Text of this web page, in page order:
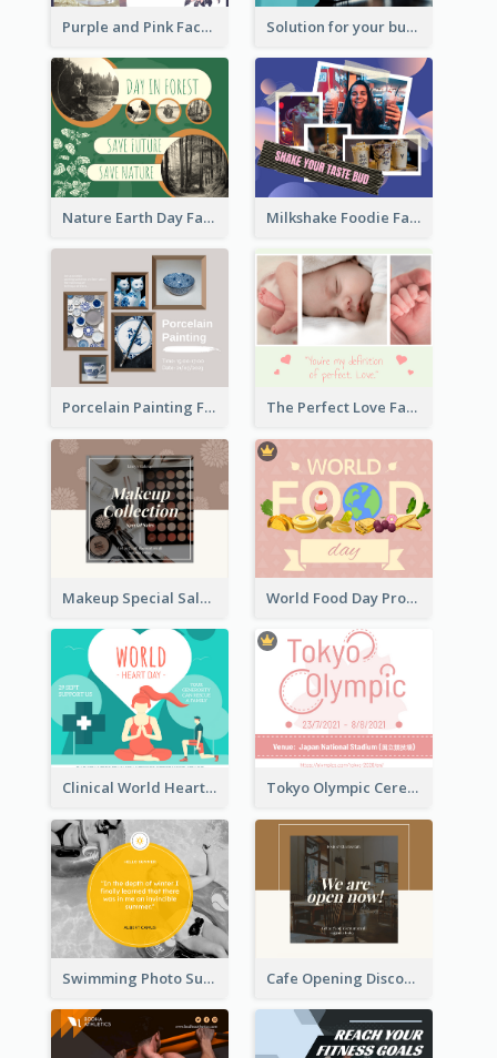
Purple and Pink Facebook Post Solution for your business Facebook Post
Nature Earth Day Facebook Post Milkshake Foodie Facebook Post
Porcelain Painting Facebook Post The Perfect Love Facebook Post
Makeup Special Sale Facebook Post World Food Day Promote Facebook Post
Clinical World Heart Day Quote Facebook Post Tokyo Olympic Ceremony Facebook Post
Swimming Photo Summer Quote Facebook Post Cafe Opening Discount Facebook Post